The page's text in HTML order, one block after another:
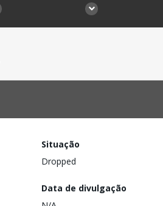
Situação
Dropped
Data de divulgação